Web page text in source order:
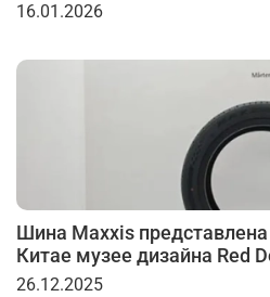
16.01.2026
Шина Maxxis
Китае музее дизайна Red
26.12.2025